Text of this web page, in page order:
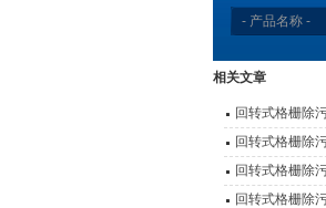
相关文章
回转式格栅除
回转式格栅除
优点？
回转式格栅除
运行的？
回转式格栅除